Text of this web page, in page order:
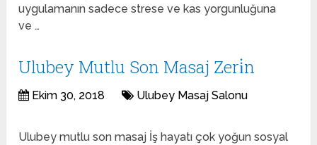
uygulamanın sadece strese ve kas yorgunluğuna
ve …
Ulubey Mutlu Son Masaj Zeri̇n
Ekim 30, 2018 Ulubey Masaj Salonu
Ulubey mutlu son masaj İş hayatı çok yoğun sosyal